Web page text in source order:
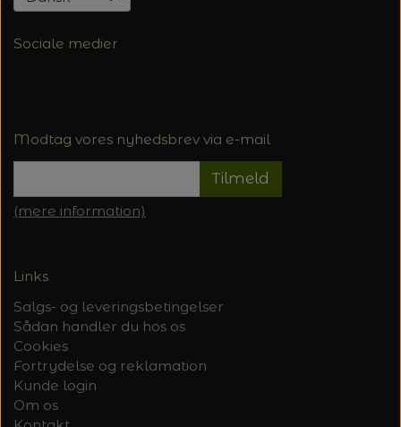
Sociale medier
Modtag vores nyhedsbrev via e-mail
Tilmeld
(mere information)
Links
Salgs- og leveringsbetingelser
Sådan handler du hos os
Cookies
Fortrydelse og reklamation
Kunde login
Om os